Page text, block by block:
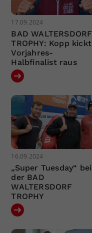
17.09.2024
BAD WALTERSDORF
TROPHY: Kopp kickt
Vorjahres-
Halbfinalist raus
16.09.2024
„Super Tuesday“ bei
der BAD
WALTERSDORF
TROPHY